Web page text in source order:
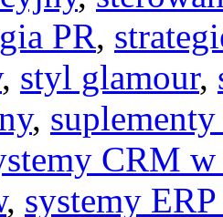
PR,
, styl glamour,
,
CRM w
, systemy